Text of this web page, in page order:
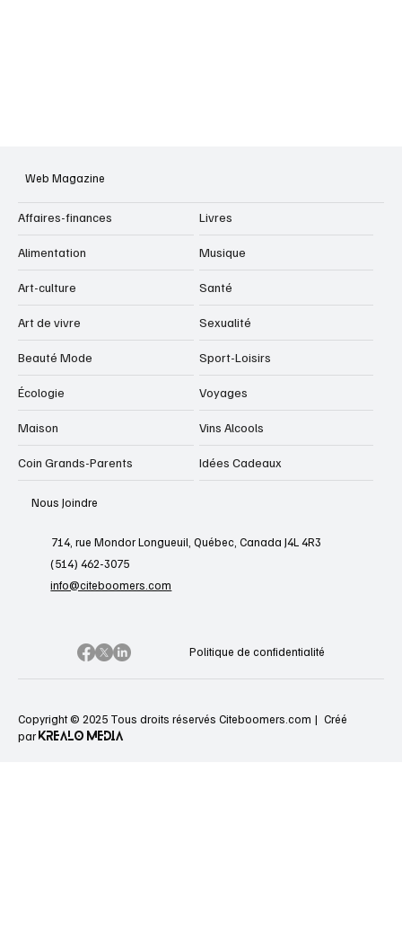
Web Magazine
Affaires-finances
Alimentation
Art-culture
Art de vivre
Beauté Mode
Écologie
Maison
Coin Grands-Parents
Livres
Musique
Santé
Sexualité
Sport-Loisirs
Voyages
Vins Alcools
Idées Cadeaux
Nous Joindre
714, rue Mondor Longueuil, Québec, Canada J4L 4R3
(514) 462-3075
info@citeboomers.com
Politique de confidentialité
Copyright © 2025 Tous droits réservés Citeboomers.com | Créé
par KREALO MEDIA